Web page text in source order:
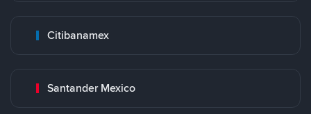
Citibanamex
Santander Mexico